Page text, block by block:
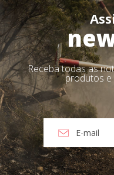
Receba todas as
produtos e